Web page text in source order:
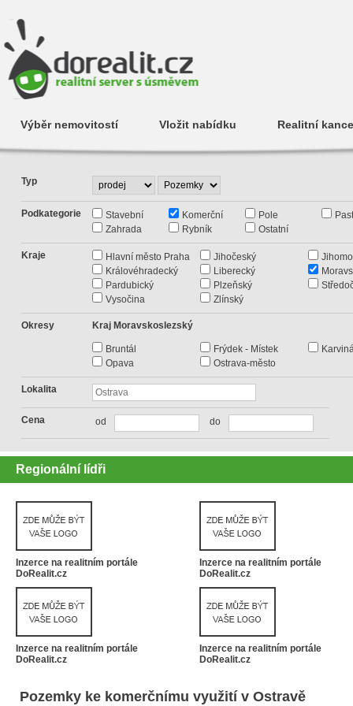
Výběr nemovitostí Vložit nabídku Realitní
Typ
Podkategorie Stavební Komerční Pole
Zahrada
Rybník Ostatní
Kraje Hlavní město Praha Jihočeský
Královéhradecký
Liberecký
Pardubický
Plzeňský
Vysočina
Zlínský
Okresy Kraj Moravskoslezský
Bruntál Frýdek - Místek
Opava
Ostrava-město
Lokalita
Cena od do
Regionální lídři
Inzerce na realitním portále
DoRealit.cz
Inzerce na realitním portále
DoRealit.cz
Inzerce na realitním portále
DoRealit.cz
Inzerce na realitním portále
DoRealit.cz
Pozemky ke komerčnímu využití v Ostravě